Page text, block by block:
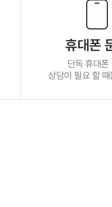
휴대폰
단독 휴대폰
상담이 필요 할